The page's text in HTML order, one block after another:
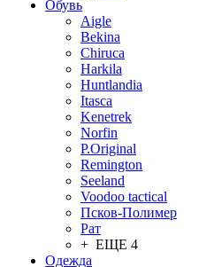
Обувь
Aigle
Bekina
Chiruсa
Harkila
Huntlandia
Itasca
Kenetrek
Norfin
P.Original
Remington
Seeland
Voodoo tactical
Псков-Полимер
Рат
+ ЕЩЕ 4
Одежда